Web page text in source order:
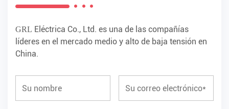
GRL Eléctrica Co., Ltd. es una de las compañías
líderes en el mercado medio y alto de baja tensión en
China.